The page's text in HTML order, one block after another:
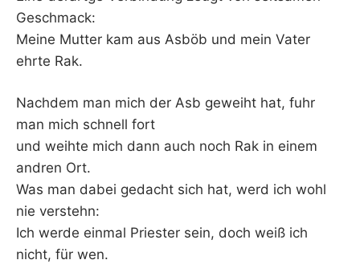
Geschmack:
Meine Mutter kam aus Asböb und mein Vater
ehrte Rak.
Nachdem man mich der Asb geweiht hat, fuhr
man mich schnell fort
und weihte mich dann auch noch Rak in einem
andren Ort.
Was man dabei gedacht sich hat, werd ich wohl
nie verstehn:
Ich werde einmal Priester sein, doch weiß ich
nicht, für wen.